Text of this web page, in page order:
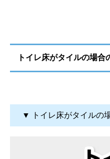
トイレ床がタイルの場合
▼ トイレ床がタイルの